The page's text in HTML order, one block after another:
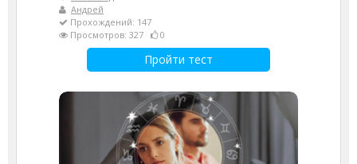
Андрей
Прохождений: 147
Просмотров: 327
0
Пройти тест